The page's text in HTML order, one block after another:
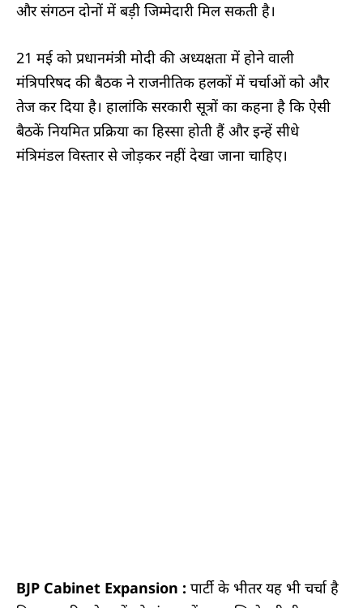
और संगठन दोनों में बड़ी जिम्मेदारी मिल सकती है।
21 मई को प्रधानमंत्री मोदी की अध्यक्षता में होने वाली
मंत्रिपरिषद की बैठक ने राजनीतिक हलकों में चर्चाओं को और
तेज कर दिया है। हालांकि सरकारी सूत्रों का कहना है कि ऐसी
बैठकें नियमित प्रक्रिया का हिस्सा होती हैं और इन्हें सीधे
मंत्रिमंडल विस्तार से जोड़कर नहीं देखा जाना चाहिए।
BJP Cabinet Expansion : पार्टी के भीतर यह भी चर्चा है